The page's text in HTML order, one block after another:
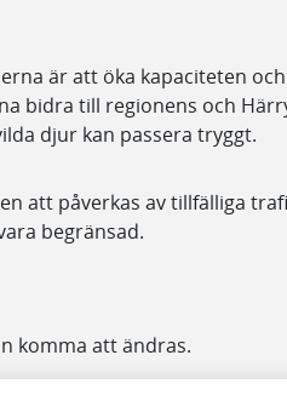
är att öka kapaciteten
bidra till regionens och
djur kan passera tryggt.
att påverkas av tillfälliga
begränsad.
komma att ändras.